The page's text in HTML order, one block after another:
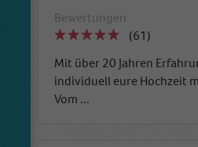
Bewertungen
(61)
Mit über 20 Jahren
individuell eure Hochzeit
Vom ...